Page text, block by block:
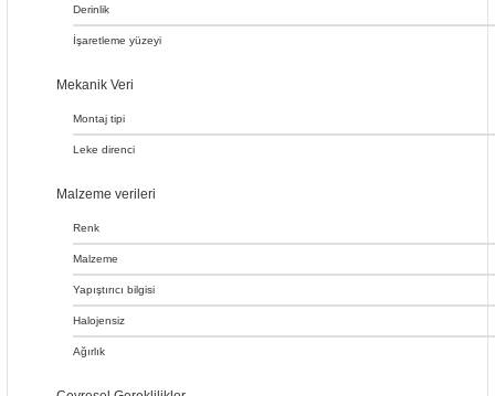
Derinlik
İşaretleme yüzeyi
Mekanik Veri
Montaj tipi
Leke direnci
Malzeme verileri
Renk
Malzeme
Yapıştırıcı bilgisi
Halojensiz
Ağırlık